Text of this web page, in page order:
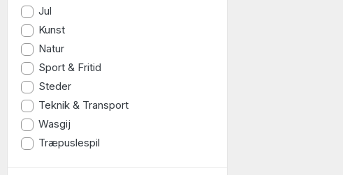
Jul
Kunst
Natur
Sport & Fritid
Steder
Teknik & Transport
Wasgij
Træpuslespil